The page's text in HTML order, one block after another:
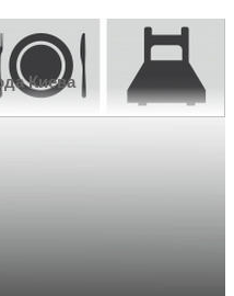
Киева